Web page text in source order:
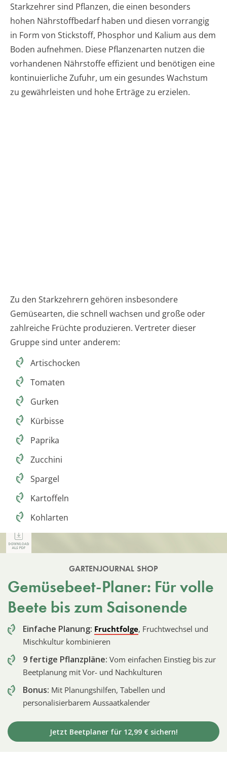
Starkzehrer sind Pflanzen, die einen besonders
hohen Nährstoffbedarf haben und diesen vorrangig
in Form von Stickstoff, Phosphor und Kalium aus dem
Boden aufnehmen. Diese Pflanzenarten nutzen die
vorhandenen Nährstoffe effizient und benötigen eine
kontinuierliche Zufuhr, um ein gesundes Wachstum
zu gewährleisten und hohe Erträge zu erzielen.
Zu den Starkzehrern gehören insbesondere
Gemüsearten, die schnell wachsen und große oder
zahlreiche Früchte produzieren. Vertreter dieser
Gruppe sind unter anderem:
Artischocken
Tomaten
Gurken
Kürbisse
Paprika
Zucchini
Spargel
Kartoffeln
Kohlarten
GARTENJOURNAL SHOP
Gemüsebeet-Planer: Für volle
Beete bis zum Saisonende
Einfache Planung: Fruchtfolge, Fruchtwechsel und
Mischkultur kombinieren
9 fertige Pflanzpläne: Vom einfachen Einstieg bis zur
Beetplanung mit Vor- und Nachkulturen
Bonus: Mit Planungshilfen, Tabellen und
personalisierbarem Aussaatkalender
Jetzt Beetplaner für 12,99 € sichern!